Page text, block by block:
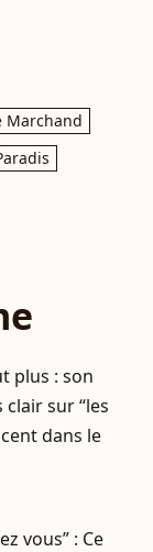
Marchand
plus : son
sur “les
dans le
vous” : Ce